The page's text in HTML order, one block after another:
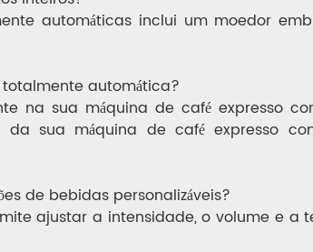
automáticas inclui um moedor
automática?
na sua máquina de café expresso
sua máquina de café expresso
de bebidas personalizáveis?
ajustar a intensidade, o volume e a